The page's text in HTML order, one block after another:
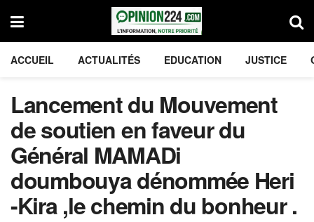
ACCUEIL ACTUALITÉS EDUCATION JUSTICE
Lancement du Mouvement
de soutien en faveur du
Général MAMADi
doumbouya dénommée Heri
-Kira ,le chemin du bonheur .